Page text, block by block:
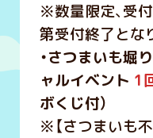
※数量限定、受
第受付終了とな
・さつまいも堀
ャルイベント 1
ボくじ付）
※【さつまいも